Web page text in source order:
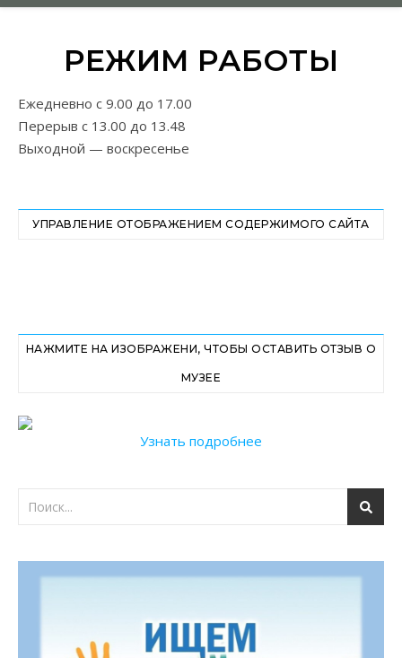
РЕЖИМ РАБОТЫ
Ежедневно с 9.00 до 17.00
Перерыв с 13.00 до 13.48
Выходной — воскресенье
УПРАВЛЕНИЕ ОТОБРАЖЕНИЕМ СОДЕРЖИМОГО САЙТА
НАЖМИТЕ НА ИЗОБРАЖЕНИ, ЧТОБЫ ОСТАВИТЬ ОТЗЫВ О
МУЗЕЕ
Узнать подробнее